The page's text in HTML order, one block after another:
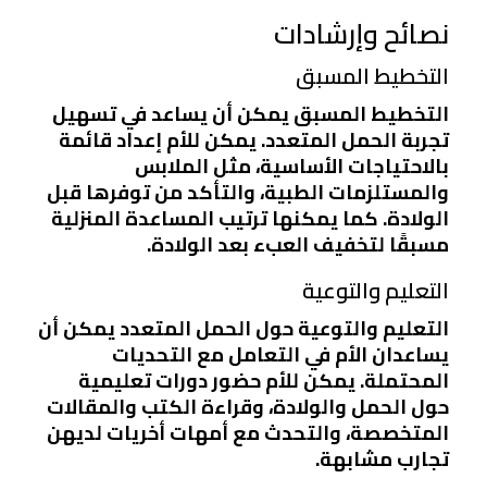
نصائح وإرشادات
التخطيط المسبق
التخطيط المسبق يمكن أن يساعد في تسهيل
تجربة الحمل المتعدد. يمكن للأم إعداد قائمة
بالاحتياجات الأساسية، مثل الملابس
والمستلزمات الطبية، والتأكد من توفرها قبل
الولادة. كما يمكنها ترتيب المساعدة المنزلية
مسبقًا لتخفيف العبء بعد الولادة.
التعليم والتوعية
التعليم والتوعية حول الحمل المتعدد يمكن أن
يساعدان الأم في التعامل مع التحديات
المحتملة. يمكن للأم حضور دورات تعليمية
حول الحمل والولادة، وقراءة الكتب والمقالات
المتخصصة، والتحدث مع أمهات أخريات لديهن
تجارب مشابهة.